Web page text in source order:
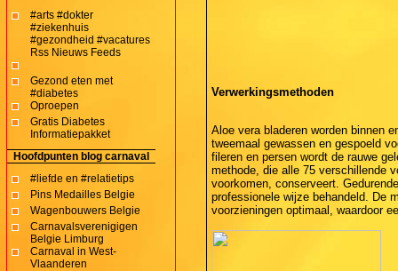
#arts #dokter
#ziekenhuis
#gezondheid #vacatures
Rss Nieuws Feeds
Gezond eten met
#diabetes
Oproepen
Gratis Diabetes
Informatiepakket
Hoofdpunten blog carnaval
#liefde en #relatietips
Pins Medailles Belgie
Wagenbouwers Belgie
Carnavalsverenigigen
Belgie Limburg
Carnaval in West-
Vlaanderen
Verwerkingsmethoden
Aloe vera bladeren worden binnen
tweemaal gewassen en gespoeld
fileren en persen wordt de rauwe
methode, die alle 75 verschillende
voorkomen, conserveert.
professionele wijze behandeld. De
voorzieningen optimaal, waardoor